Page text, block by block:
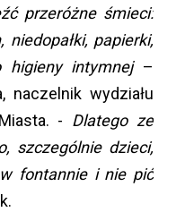
przeróżne śmieci:
papierki,
intymnej–
naczelnik wydziału
- Dlatego ze
szczególnie dzieci,
fontannie i nie pić